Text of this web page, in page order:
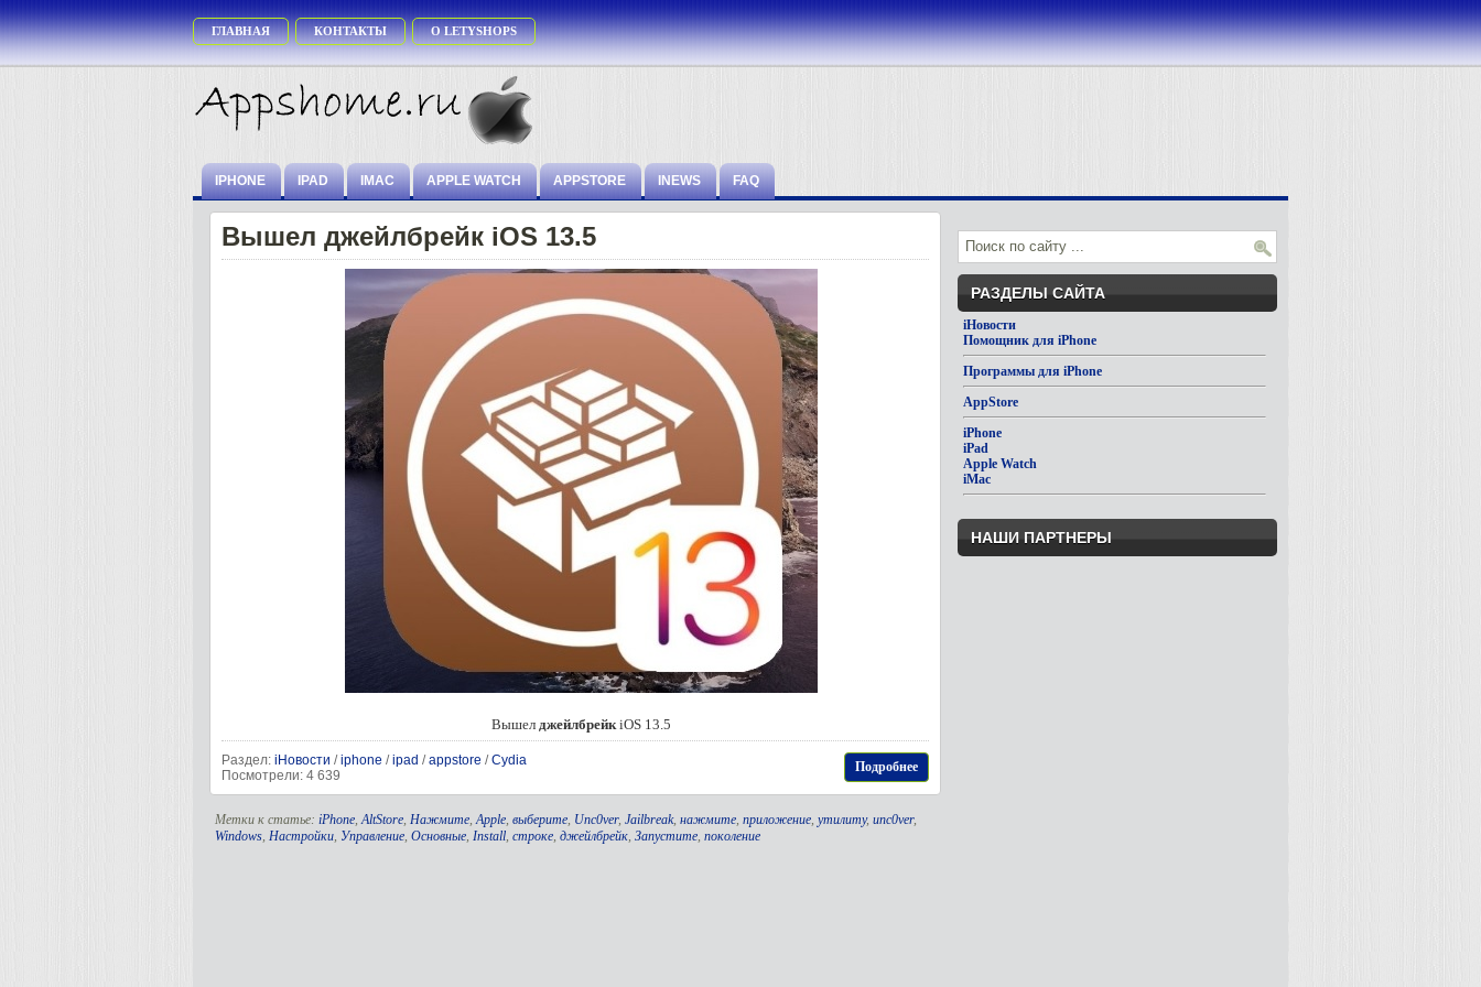
ГЛАВНАЯ КОНТАКТЫ О LETYSHOPS
IPHONE IPAD IMAC APPLE WATCH APPSTORE INEWS FAQ
Вышел джейлбрейк iOS 13.5
Вышел джейлбрейкiOS 13.5
Раздел: iНовости /iphone /ipad /appstore /Cydia
Посмотрели: 4 639
Подробнее
Метки к статье: iPhone,AltStore, Нажмите,Apple, выберите, Unc0ver, Jailbreak, нажмите, приложение, утилиту, unc0ver,
Windows, Настройки, Управление, Основные, Install, строке, джейлбрейк, Запустите, поколение
РАЗДЕЛЫ САЙТА
iНовости
Помощник для iPhone
Программы для iPhone
AppStore
iPhone
iPad
Apple Watch
iMac
НАШИ ПАРТНЕРЫ